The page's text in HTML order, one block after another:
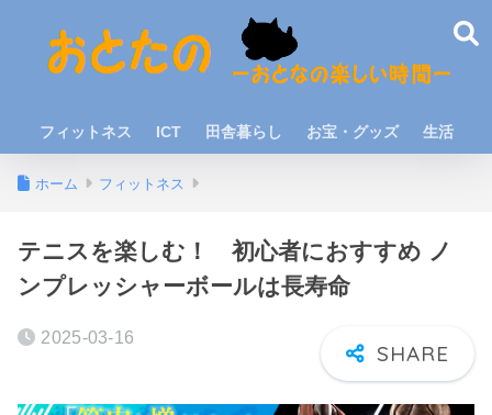
フィットネス ICT 田舎暮らし お宝・グッズ 生活
ホーム フィットネス
テニスを楽しむ！ 初心者におすすめ ノ
ンプレッシャーボールは長寿命
2025-03-16